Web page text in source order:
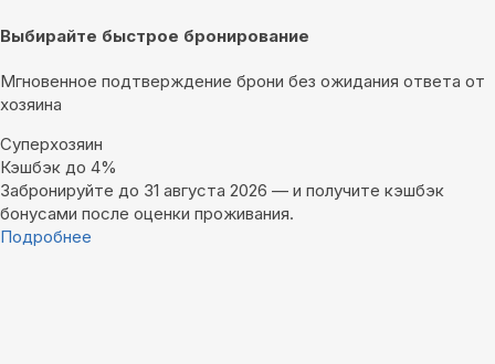
Выбирайте быстрое бронирование
Мгновенное подтверждение брони без ожидания ответа от
хозяина
Суперхозяин
Кэшбэк до 4%
Забронируйте до 31 августа 2026 — и получите кэшбэк
бонусами после оценки проживания.
Подробнее